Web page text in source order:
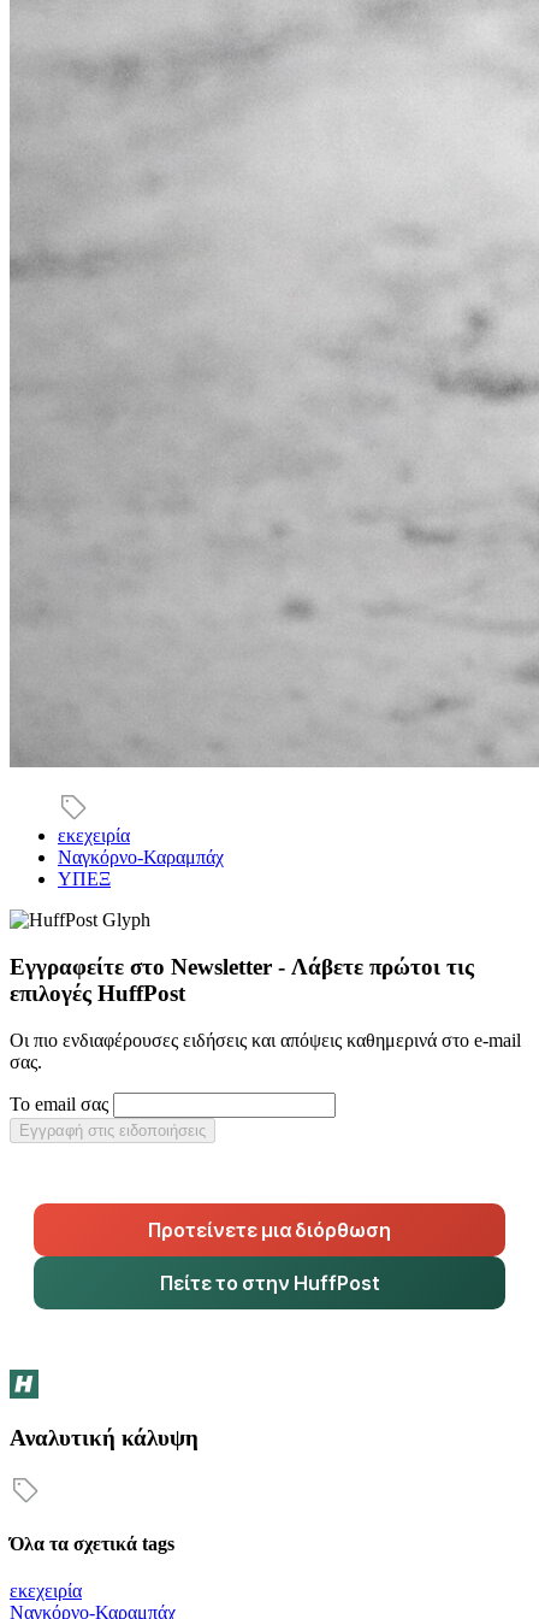
εκεχειρία
Ναγκόρνο-Καραμπάχ
ΥΠΕΞ
Εγγραφείτε στο Newsletter - Λάβετε πρώτοι τις
επιλογές HuffPost
Οι πιο ενδιαφέρουσες ειδήσεις και απόψεις καθημερινά στο e-mail
σας.
Το email σας
Εγγραφή στις ειδοποιήσεις
Προτείνετε μια διόρθωση
Πείτε το στην HuffPost
Αναλυτική κάλυψη
Όλα τα σχετικά tags
εκεχειρία
Ναγκόρνο-Καραμπάχ